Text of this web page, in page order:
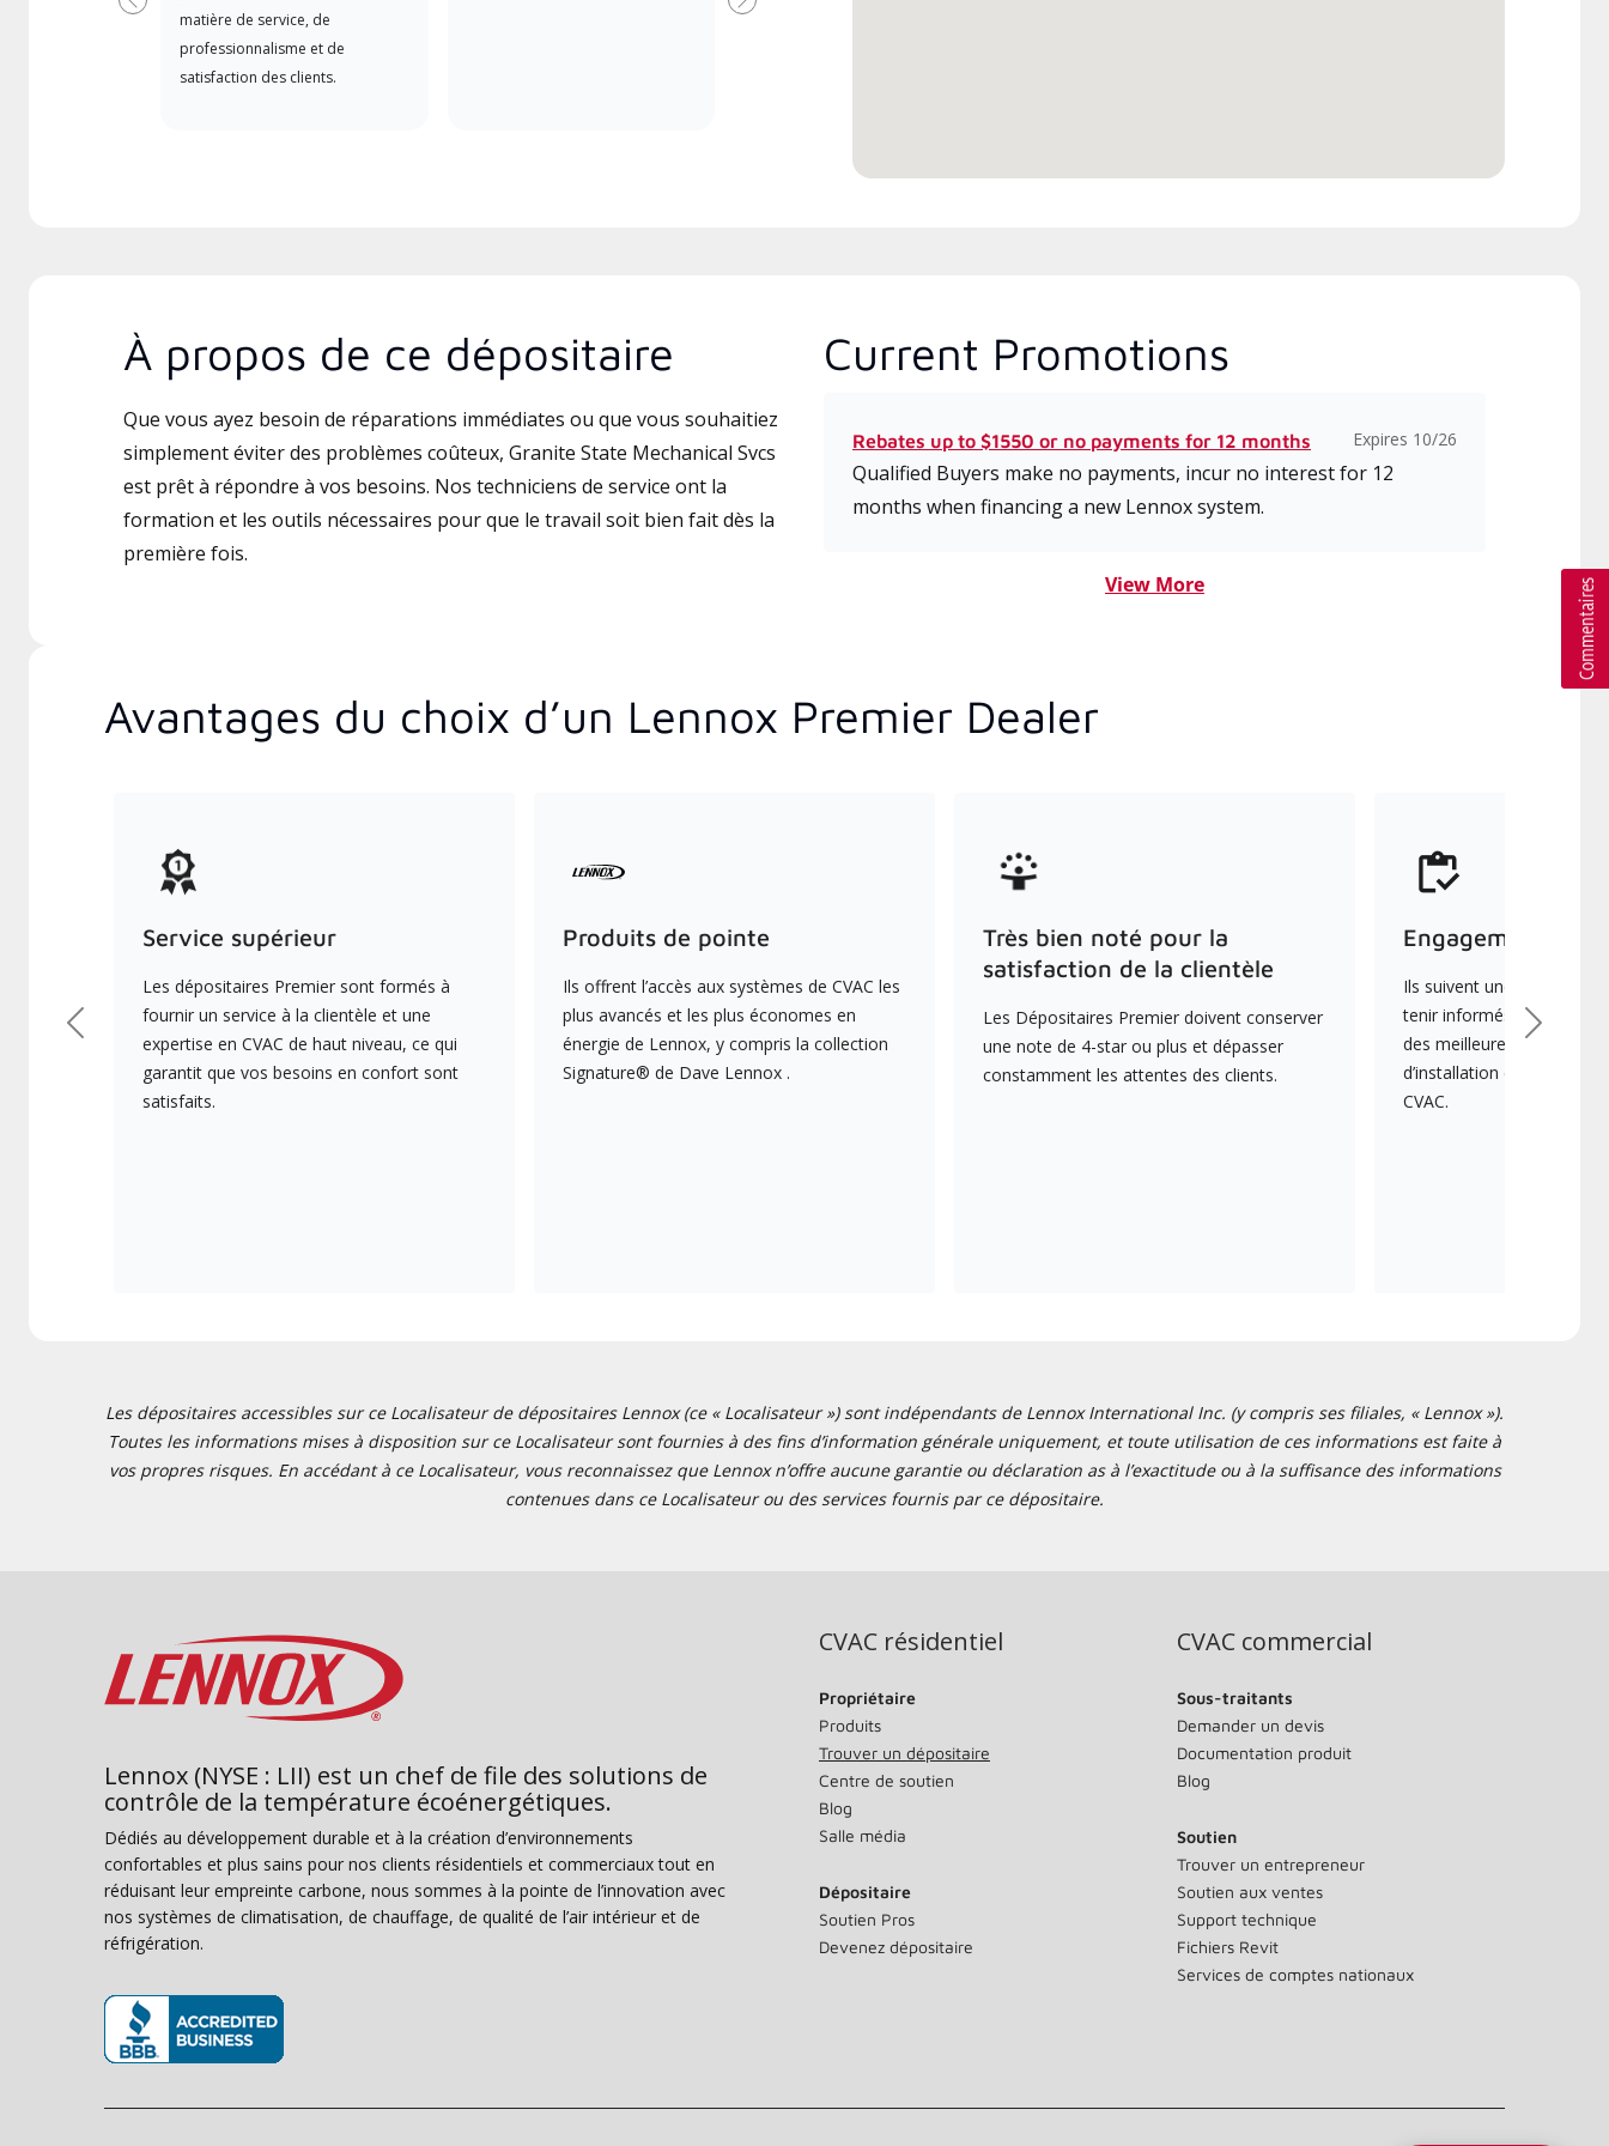
matière de service, de
professionnalisme et de
satisfaction des clients.
Précédent Suivant
À propos de ce dépositaire
Que vous ayez besoin de réparations immédiates ou que vous souhaitiez
simplement éviter des problèmes coûteux, Granite State Mechanical Svcs
est prêt à répondre à vos besoins. Nos techniciens de service ont la
formation et les outils nécessaires pour que le travail soit bien fait dès la
première fois.
Current Promotions
Rebates up to $1550 or no payments for 12 months Expires 10/26
Qualified Buyers make no payments, incur no interest for 12
months when financing a new Lennox system.
View More
Avantages du choix d’un Lennox Premier Dealer
Service supérieur
Les dépositaires Premier sont formés à
fournir un service à la clientèle et une
expertise en CVAC de haut niveau, ce qui
garantit que vos besoins en confort sont
satisfaits.
Produits de pointe
Ils offrent l’accès aux systèmes de CVAC les
plus avancés et les plus économes en
énergie de Lennox, y compris la collection
Signature® de Dave Lennox .
Très bien noté pour la
satisfaction de la clientèle
Les Dépositaires Premier doivent conserver
une note de 4-star ou plus et dépasser
constamment les attentes des clients.
Engagement
Ils suivent une formation
tenir informés des
des meilleures pratiques
d’installation et
CVAC.
Précédent Suivant
Les dépositaires accessibles sur ce Localisateur de dépositaires Lennox (ce « Localisateur ») sont indépendants de Lennox International Inc. (y compris ses filiales, « Lennox »).
Toutes les informations mises à disposition sur ce Localisateur sont fournies à des fins d’information générale uniquement, et toute utilisation de ces informations est faite à
vos propres risques. En accédant à ce Localisateur, vous reconnaissez que Lennox n’offre aucune garantie ou déclaration as à l’exactitude ou à la suffisance des informations
contenues dans ce Localisateur ou des services fournis par ce dépositaire.
Lennox (NYSE : LII) est un chef de file des solutions de
contrôle de la température écoénergétiques.
Dédiés au développement durable et à la création d’environnements
confortables et plus sains pour nos clients résidentiels et commerciaux tout en
réduisant leur empreinte carbone, nous sommes à la pointe de l’innovation avec
nos systèmes de climatisation, de chauffage, de qualité de l’air intérieur et de
réfrigération.
CVAC résidentiel
Propriétaire
Produits
Trouver un dépositaire
Centre de soutien
Blog
Salle média
Dépositaire
Soutien Pros
Devenez dépositaire
CVAC commercial
Sous-traitants
Demander un devis
Documentation produit
Blog
Soutien
Trouver un entrepreneur
Soutien aux ventes
Support technique
Fichiers Revit
Services de comptes nationaux